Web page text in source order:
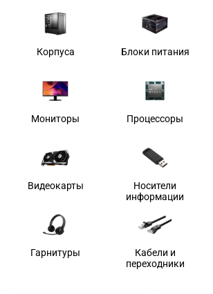
Корпуса Блоки питания
Мониторы Процессоры
Видеокарты
Носители
информации
Гарнитуры
Кабели и
переходники